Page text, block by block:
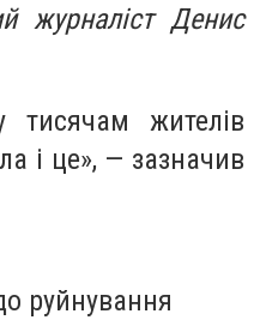
журналіст Денис
тисячам жителів
і це», — зазначив
руйнування